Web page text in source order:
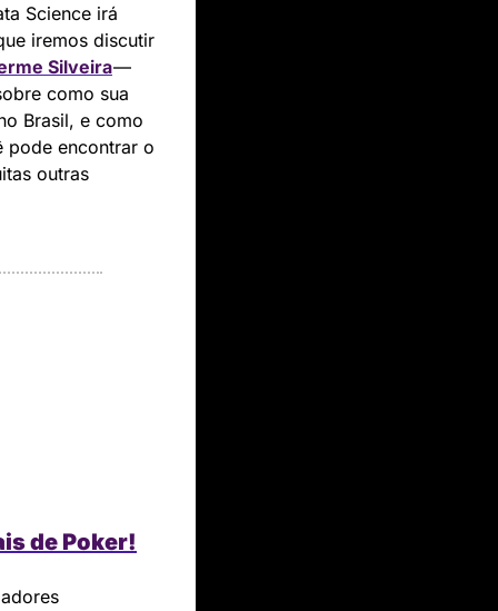
Science irá
iremos discutir
Silveira —
como sua
Brasil, e como
pode encontrar o
outras
de Poker!